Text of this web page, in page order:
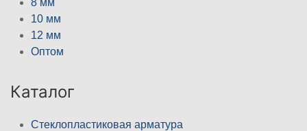
10 мм
12 мм
Оптом
Каталог
Стеклопластиковая арматура